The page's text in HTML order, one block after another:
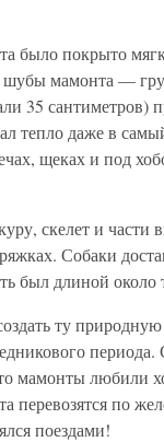
было покрыто
мамонта —
35 сантиметров)
тепло даже в
щеках и под
скелет и части
Собаки
был длиной около
ту
периода.
мамонты любили
перевозятся по
поездами!